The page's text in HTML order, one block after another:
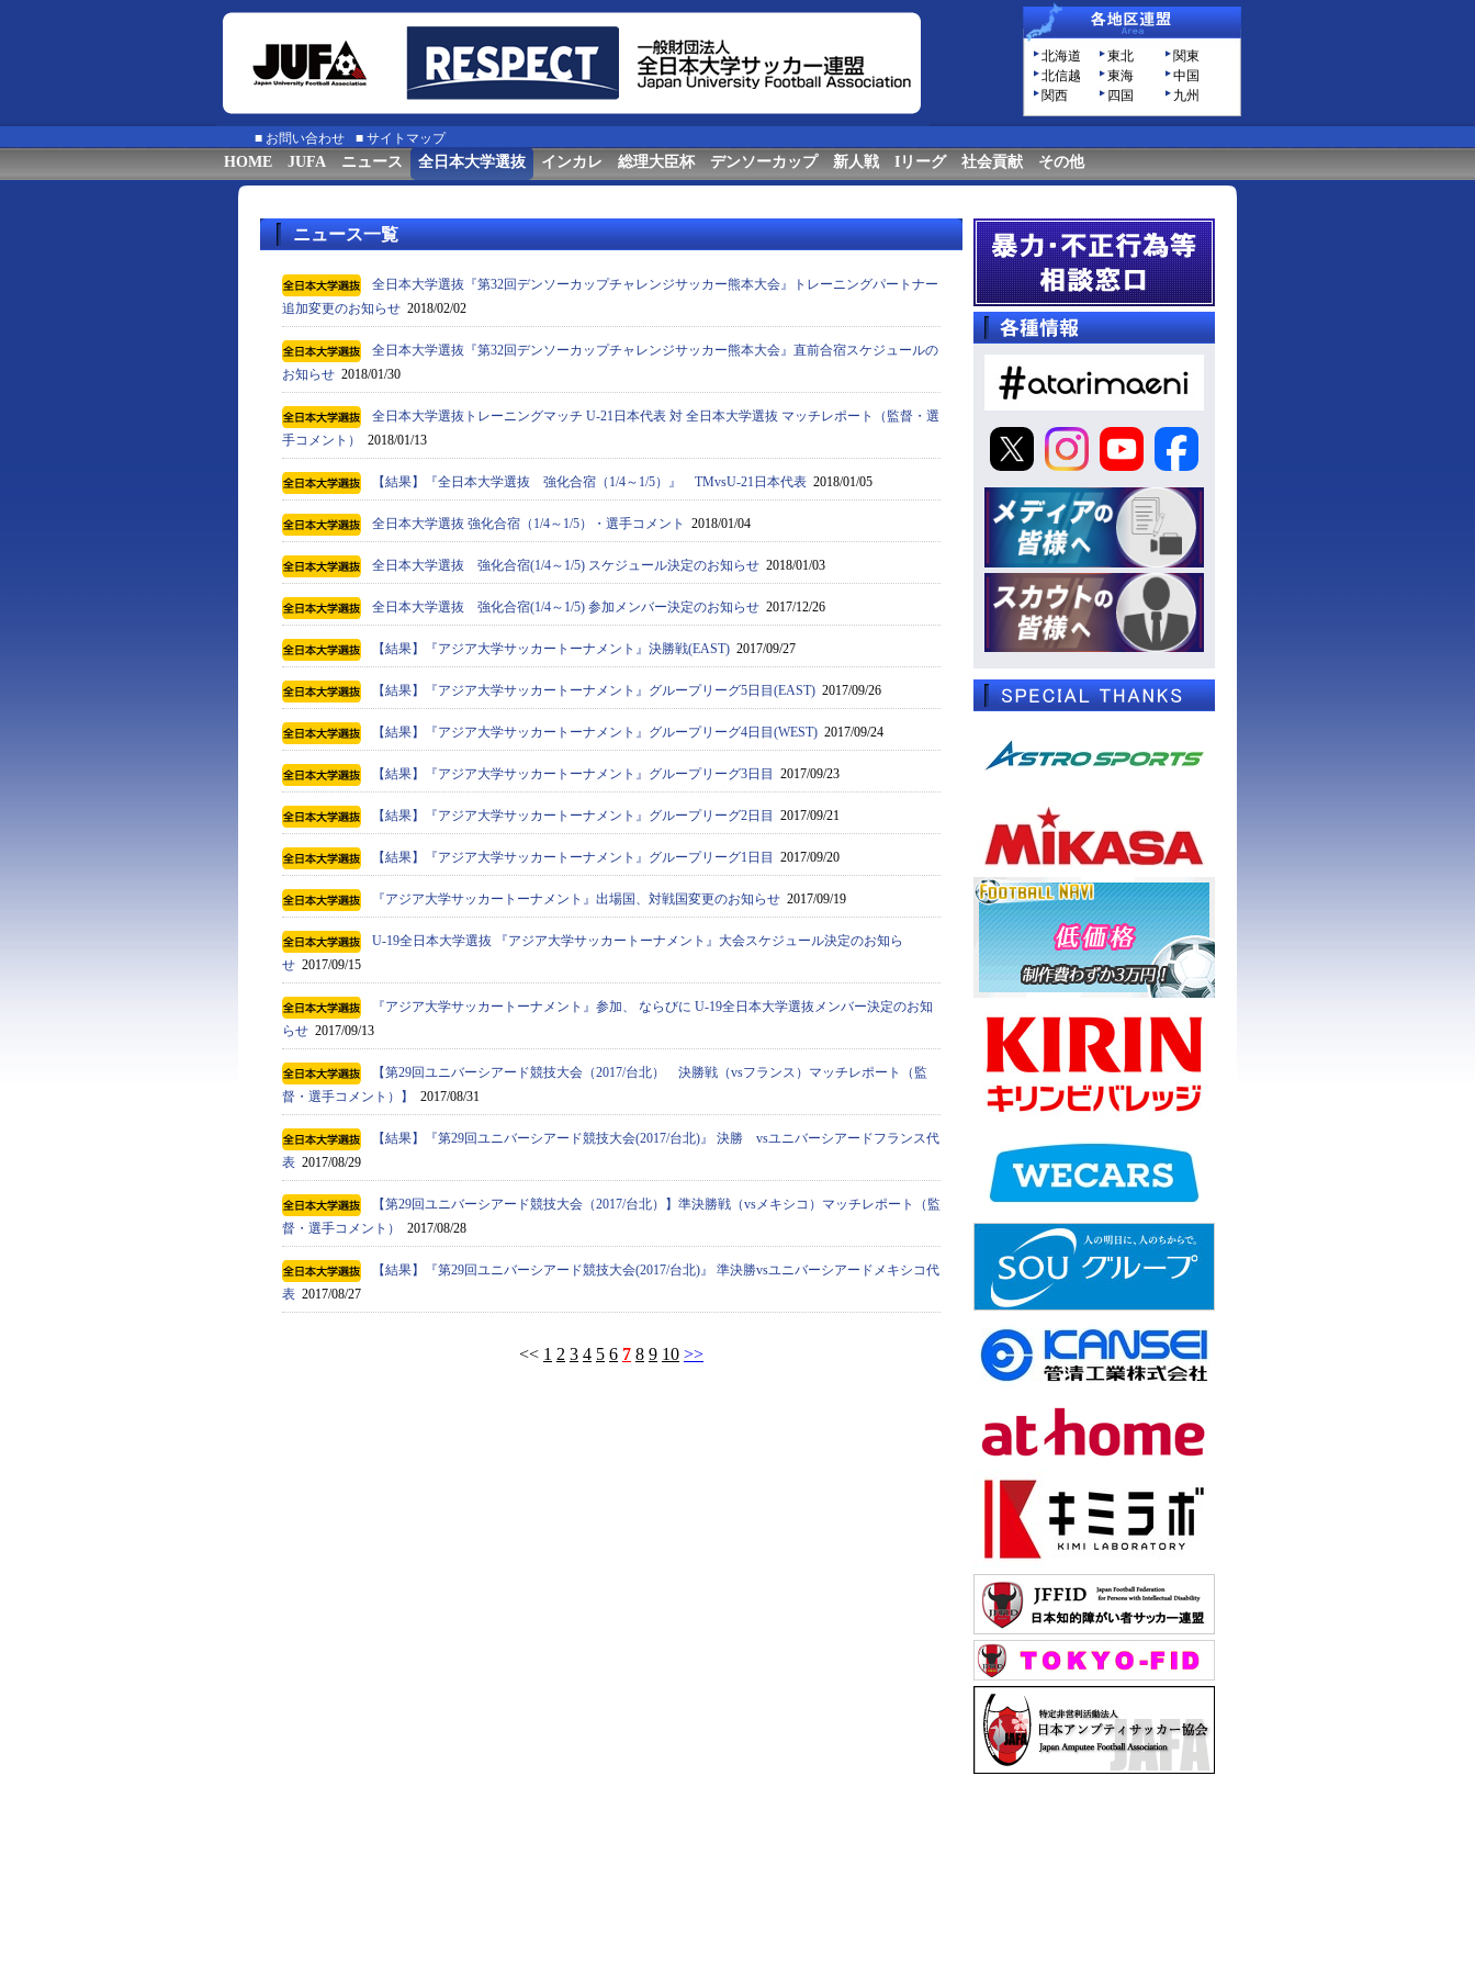
北海道 東北
関東
北信越
東海
中国
関西
四国 九州
■ お問い合わせ ■ サイトマップ
HOME JUFA ニュース 全日本大学選抜 インカレ 総理大臣杯 デンソーカップ 新人戦 Iリーグ 社会貢献 その他
ニュース一覧
全日本大学選抜『第32回デンソーカップチャレンジサッカー熊本大会』トレーニングパートナー
追加変更のお知らせ 2018/02/02
全日本大学選抜『第32回デンソーカップチャレンジサッカー熊本大会』直前合宿スケジュールの
お知らせ 2018/01/30
全日本大学選抜トレーニングマッチ U-21日本代表 対 全日本大学選抜 マッチレポート（監督・選
手コメント）
2018/01/13
【結果】『全日本大学選抜 強化合宿（1/4～1/5）』 TMvsU-21日本代表 2018/01/05
全日本大学選抜 強化合宿（1/4～1/5）・選手コメント 2018/01/04
全日本大学選抜 強化合宿(1/4～1/5) スケジュール決定のお知らせ 2018/01/03
全日本大学選抜 強化合宿(1/4～1/5) 参加メンバー決定のお知らせ 2017/12/26
【結果】『アジア大学サッカートーナメント』決勝戦(EAST) 2017/09/27
【結果】『アジア大学サッカートーナメント』グループリーグ5日目(EAST) 2017/09/26
【結果】『アジア大学サッカートーナメント』グループリーグ4日目(WEST) 2017/09/24
【結果】『アジア大学サッカートーナメント』グループリーグ3日目 2017/09/23
【結果】『アジア大学サッカートーナメント』グループリーグ2日目 2017/09/21
【結果】『アジア大学サッカートーナメント』グループリーグ1日目 2017/09/20
『アジア大学サッカートーナメント』出場国、対戦国変更のお知らせ 2017/09/19
U-19全日本大学選抜 『アジア大学サッカートーナメント』大会スケジュール決定のお知ら
せ 2017/09/15
『アジア大学サッカートーナメント』参加、 ならびに U-19全日本大学選抜メンバー決定のお知
らせ 2017/09/13
【第29回ユニバーシアード競技大会（2017/台北） 決勝戦（vsフランス）マッチレポート（監
督・選手コメント）】
2017/08/31
【結果】『第29回ユニバーシアード競技大会(2017/台北)』 決勝 vsユニバーシアードフランス代
表 2017/08/29
【第29回ユニバーシアード競技大会（2017/台北）】準決勝戦（vsメキシコ）マッチレポート（監
督・選手コメント）
2017/08/28
【結果】『第29回ユニバーシアード競技大会(2017/台北)』 準決勝vsユニバーシアードメキシコ代
表 2017/08/27
<< 1 2 3 4 5 6 7 8 9 10 >>